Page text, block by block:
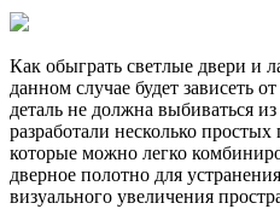
Как обыграть светлые двери и
данном случае будет зависеть
деталь не должна выбиваться
разработали несколько
которые можно легко
дверное полотно для
визуального увеличения